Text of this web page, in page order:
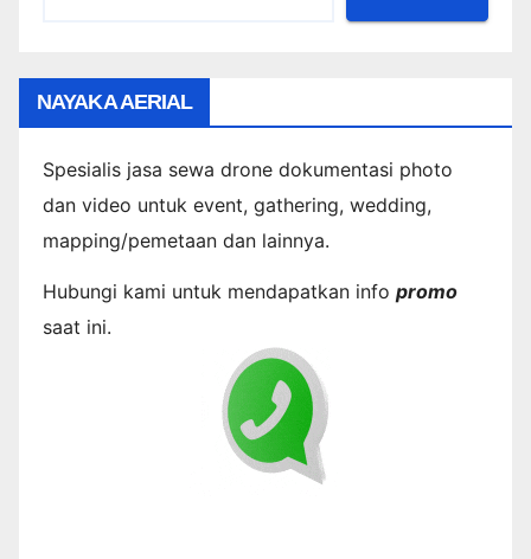
NAYAKA AERIAL
Spesialis jasa sewa drone dokumentasi photo
dan video untuk event, gathering, wedding,
mapping/pemetaan dan lainnya.
Hubungi kami untuk mendapatkan info promo
saat ini.